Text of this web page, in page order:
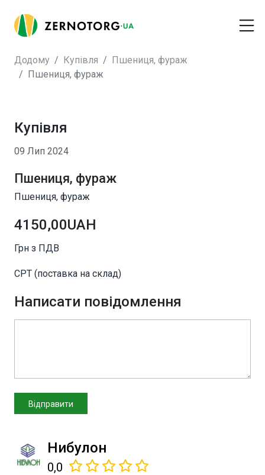
Додому Купівля
Пшениця, фураж
Пшениця, фураж
Купівля
09 Лип 2024
Пшениця, фураж
Пшениця, фураж
4150,00UAH
Грн з ПДВ
CPT (поставка на склад)
Написати повідомлення
Нибулон
0,0